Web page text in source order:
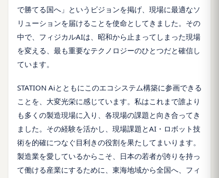
で勝てる国へ」というビジョンを掲げ、現場に最適なソ
リューションを届けることを使命としてきました。その
中で、フィジカルAIは、昭和から止まってしまった現場
を変える、最も重要なテクノロジーのひとつだと確信し
ています。
STATION Aiとともにこのエコシステム構築に参画できる
ことを、大変光栄に感じています。私はこれまで誰より
も多くの製造現場に入り、各現場の課題と向き合ってき
ました。その経験を活かし、現場課題とAI・ロボット技
術を的確につなぐ目利きの役割を果たしてまいります。
製造業を愛しているからこそ、日本の若者が誇りを持っ
て働ける産業にするために、東海地域から全国へ、フィ